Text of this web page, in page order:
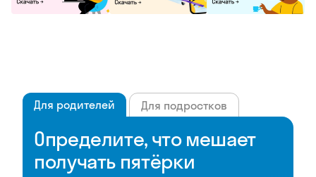
Для родителей Для подростков
Определите, что мешает
получать пятёрки